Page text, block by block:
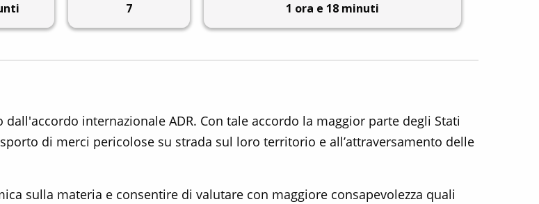
7 1 ora e 18 minuti
internazionale ADR. Con tale accordo la maggior parte degli Stati
di merci pericolose su strada sul loro territorio e all’attraversamento delle
sulla materia e consentire di valutare con maggiore consapevolezza quali